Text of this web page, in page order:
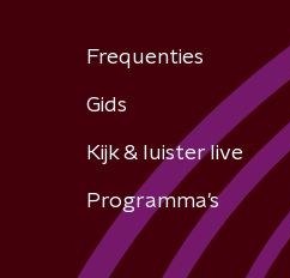
Frequenties
Gids
Kijk & luister live
Programma's